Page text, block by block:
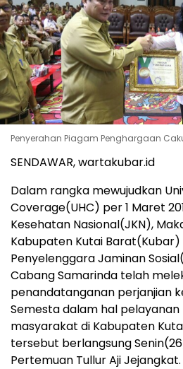
Penyerahan Piagam Penghargaan
SENDAWAR, wartakubar.id
Dalam rangka mewujudkan
Coverage(UHC) per 1 Maret
Kesehatan Nasional(JKN),
Kabupaten Kutai Barat(Kubar)
Penyelenggara Jaminan
Cabang Samarinda telah
penandatanganan perjanjian
Semesta dalam hal
masyarakat di Kabupaten
tersebut berlangsung
Pertemuan Tullur Aji Jejangkat.